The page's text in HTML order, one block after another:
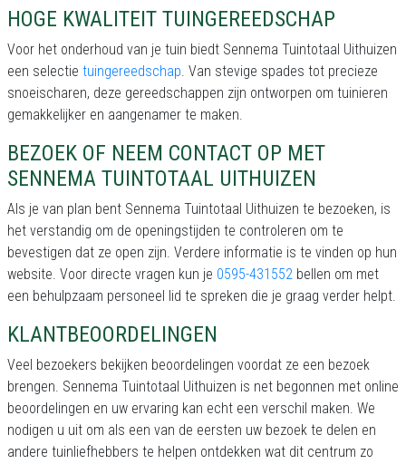
HOGE KWALITEIT TUINGEREEDSCHAP
Voor het onderhoud van je tuin biedt Sennema Tuintotaal Uithuizen
een selectie tuingereedschap. Van stevige spades tot precieze
snoeischaren, deze gereedschappen zijn ontworpen om tuinieren
gemakkelijker en aangenamer te maken.
BEZOEK OF NEEM CONTACT OP MET
SENNEMA TUINTOTAAL UITHUIZEN
Als je van plan bent Sennema Tuintotaal Uithuizen te bezoeken, is
het verstandig om de openingstijden te controleren om te
bevestigen dat ze open zijn. Verdere informatie is te vinden op hun
website. Voor directe vragen kun je 0595-431552 bellen om met
een behulpzaam personeel lid te spreken die je graag verder helpt.
KLANTBEOORDELINGEN
Veel bezoekers bekijken beoordelingen voordat ze een bezoek
brengen. Sennema Tuintotaal Uithuizen is net begonnen met online
beoordelingen en uw ervaring kan echt een verschil maken. We
nodigen u uit om als een van de eersten uw bezoek te delen en
andere tuinliefhebbers te helpen ontdekken wat dit centrum zo